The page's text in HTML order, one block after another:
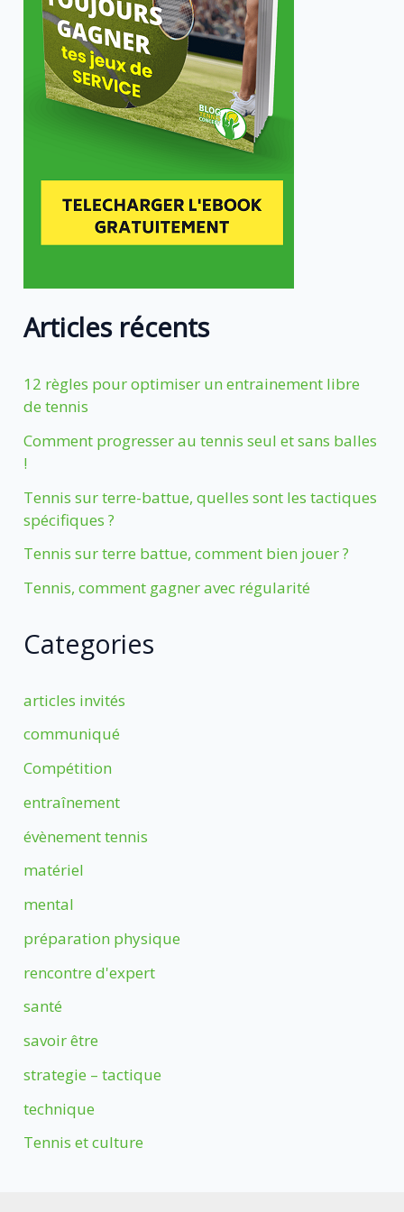
Articles récents
12 règles pour optimiser un entrainement libre
de tennis
Comment progresser au tennis seul et sans balles
!
Tennis sur terre-battue, quelles sont les tactiques
spécifiques ?
Tennis sur terre battue, comment bien jouer ?
Tennis, comment gagner avec régularité
Categories
articles invités
communiqué
Compétition
entraînement
évènement tennis
matériel
mental
préparation physique
rencontre d'expert
santé
savoir être
strategie – tactique
technique
Tennis et culture